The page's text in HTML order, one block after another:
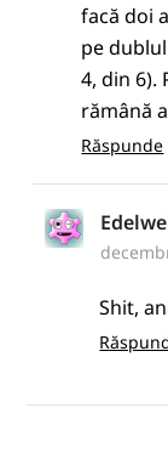
facă doi
pe
4, din 6).
rămână
Răspunde
Shit,